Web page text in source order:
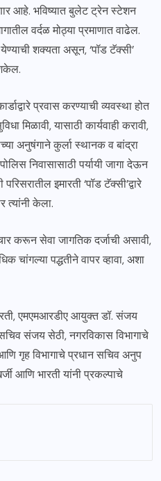
आहे. भविष्यात बुलेट ट्रेन स्टेशन
वर्दळ मोठ्या प्रमाणात वाढेल.
शक्यता असून, ‘पॉड टॅक्सी’
प्रवास करण्याची व्यवस्था होत
मिळावी, यासाठी कार्यवाही करावी,
अनुषंगाने कुर्ला स्थानक व बांद्रा
निवासासाठी पर्यायी जागा देऊन
इमारती ‘पॉड टॅक्सी’द्वारे
त्यांनी केला.
करून सेवा जागतिक दर्जाची असावी,
पद्धतीने वापर व्हावा, अशा
एमएमआरडीए आयुक्त डॉ. संजय
संजय सेठी, नगरविकास विभागाचे
गृह विभागाचे प्रधान सचिव अनुप
आणि भारती यांनी प्रकल्पाचे